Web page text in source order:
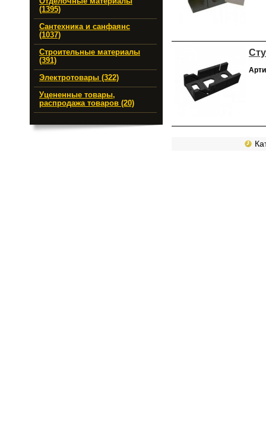
(1395)
Сантехника и санфаянс
(1037)
Строительные материалы
(391)
Электротовары (322)
Уцененные товары,
распродажа товаров (20)